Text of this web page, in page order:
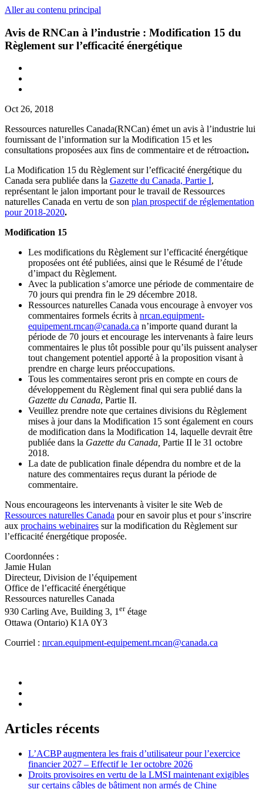
Aller au contenu principal
Avis de RNCan à l’industrie : Modification 15 du
Règlement sur l’efficacité énergétique
Oct 26, 2018
Ressources naturelles Canada(RNCan) émet un avis à l’industrie lui
fournissant de l’information sur la Modification 15 et les
consultations proposées aux fins de commentaire et de rétroaction.
La Modification 15 du Règlement sur l’efficacité énergétique du
Canada sera publiée dans la Gazette du Canada, Partie I,
représentant le jalon important pour le travail de Ressources
naturelles Canada en vertu de son plan prospectif de réglementation
pour 2018-2020.
Modification 15
Les modifications du Règlement sur l’efficacité énergétique
proposées ont été publiées, ainsi que le Résumé de l’étude
d’impact du Règlement.
Avec la publication s’amorce une période de commentaire de
70 jours qui prendra fin le 29 décembre 2018.
Ressources naturelles Canada vous encourage à envoyer vos
commentaires formels écrits à nrcan.equipment-
equipement.rncan@canada.ca n’importe quand durant la
période de 70 jours et encourage les intervenants à faire leurs
commentaires le plus tôt possible pour qu’ils puissent analyser
tout changement potentiel apporté à la proposition visant à
prendre en charge leurs préoccupations.
Tous les commentaires seront pris en compte en cours de
développement du Règlement final qui sera publié dans la
Gazette du Canada, Partie II.
Veuillez prendre note que certaines divisions du Règlement
mises à jour dans la Modification 15 sont également en cours
de modification dans la Modification 14, laquelle devrait être
publiée dans la Gazette du Canada, Partie II le 31 octobre
2018.
La date de publication finale dépendra du nombre et de la
nature des commentaires reçus durant la période de
commentaire.
Nous encourageons les intervenants à visiter le site Web de
Ressources naturelles Canada pour en savoir plus et pour s’inscrire
aux prochains webinaires sur la modification du Règlement sur
l’efficacité énergétique proposée.
Coordonnées :
Jamie Hulan
Directeur, Division de l’équipement
Office de l’efficacité énergétique
Ressources naturelles Canada
930 Carling Ave, Building 3, 1erétage
Ottawa (Ontario) K1A 0Y3
Courriel : nrcan.equipment-equipement.rncan@canada.ca
Articles récents
L’ACBP augmentera les frais d’utilisateur pour l’exercice
financier 2027 – Effectif le 1er octobre 2026
Droits provisoires en vertu de la LMSI maintenant exigibles
sur certains câbles de bâtiment non armés de Chine